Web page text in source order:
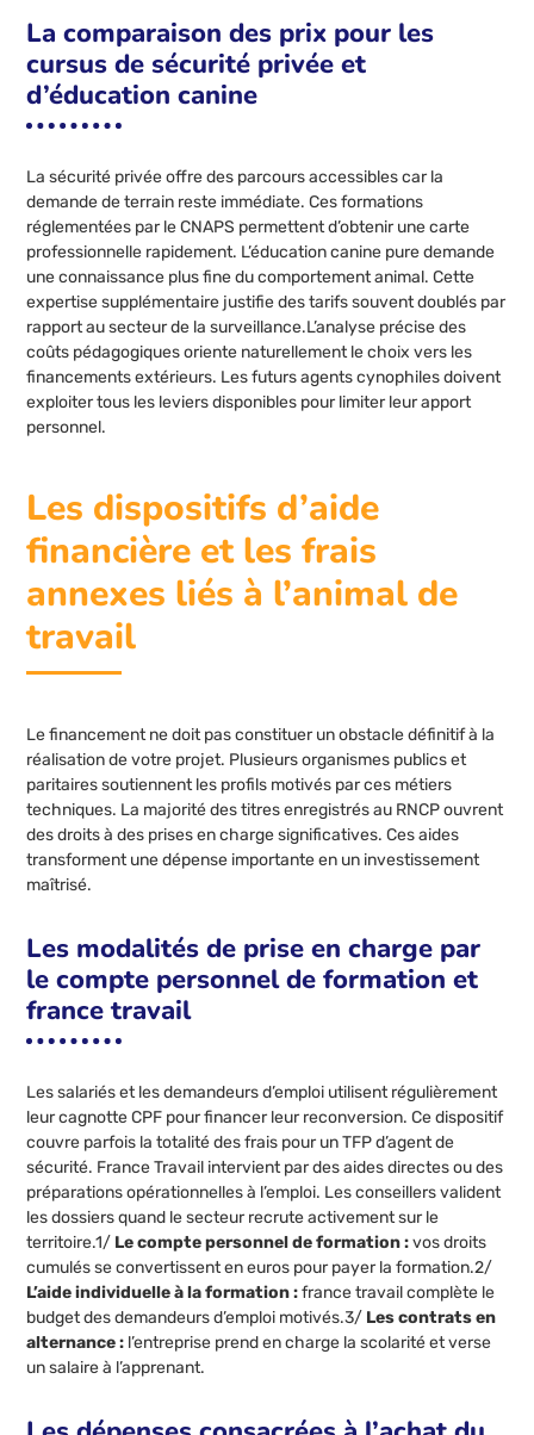
La comparaison des prix pour les
cursus de sécurité privée et
d’éducation canine
La sécurité privée offre des parcours accessibles car la
demande de terrain reste immédiate. Ces formations
réglementées par le CNAPS permettent d’obtenir une carte
professionnelle rapidement. L’éducation canine pure demande
une connaissance plus fine du comportement animal. Cette
expertise supplémentaire justifie des tarifs souvent doublés par
rapport au secteur de la surveillance.L’analyse précise des
coûts pédagogiques oriente naturellement le choix vers les
financements extérieurs. Les futurs agents cynophiles doivent
exploiter tous les leviers disponibles pour limiter leur apport
personnel.
Les dispositifs d’aide
financière et les frais
annexes liés à l’animal de
travail
Le financement ne doit pas constituer un obstacle définitif à la
réalisation de votre projet. Plusieurs organismes publics et
paritaires soutiennent les profils motivés par ces métiers
techniques. La majorité des titres enregistrés au RNCP ouvrent
des droits à des prises en charge significatives. Ces aides
transforment une dépense importante en un investissement
maîtrisé.
Les modalités de prise en charge par
le compte personnel de formation et
france travail
Les salariés et les demandeurs d’emploi utilisent régulièrement
leur cagnotte CPF pour financer leur reconversion. Ce dispositif
couvre parfois la totalité des frais pour un TFP d’agent de
sécurité. France Travail intervient par des aides directes ou des
préparations opérationnelles à l’emploi. Les conseillers valident
les dossiers quand le secteur recrute activement sur le
territoire.1/ Le compte personnel de formation :vos droits
cumulés se convertissent en euros pour payer la formation.2/
L’aide individuelle à la formation :france travail complète le
budget des demandeurs d’emploi motivés.3/ Les contrats en
alternance : l’entreprise prend en charge la scolarité et verse
un salaire à l’apprenant.